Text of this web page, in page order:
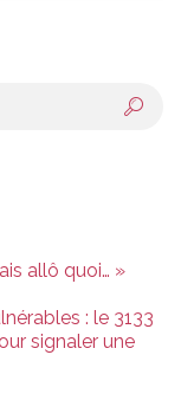
allô quoi… »
: le 3133
signaler une